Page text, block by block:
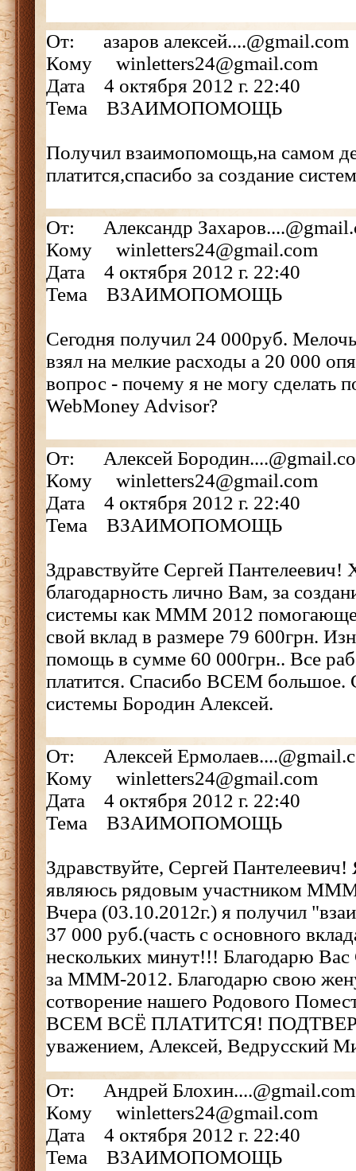
От: азаров алексей....@gmail.com
Кому winletters24@gmail.com
Дата 4 октября 2012 г. 22:40
Тема ВЗАИМОПОМОЩЬ
Получил взаимопомощь,на самом
платится,спасибо за создание
От: Александр
Кому winletters24@gmail.com
Дата 4 октября 2012 г. 22:40
Тема ВЗАИМОПОМОЩЬ
Сегодня получил 24 000руб.
взял на мелкие расходы а 20 000
вопрос - почему я не могу сделать
WebMoney Advisor?
От: Алексей
Кому winletters24@gmail.com
Дата 4 октября 2012 г. 22:40
Тема ВЗАИМОПОМОЩЬ
Здравствуйте Сергей Пантелеевич!
благодарность лично Вам, за
системы как МММ 2012
свой вклад в размере 79 600грн.
помощь в сумме 60 000грн.. Все
платится. Спасибо ВСЕМ большое.
системы Бородин Алексей.
От: Алексей
Кому winletters24@gmail.com
Дата 4 октября 2012 г. 22:40
Тема ВЗАИМОПОМОЩЬ
Здравствуйте, Сергей
являюсь рядовым участником
Вчера (03.10.2012г.) я получил
37 000 руб.(часть с основного
нескольких минут!!! Благодарю Вас
за МММ-2012. Благодарю свою
сотворение нашего Родового
ВСЕМ ВСЁ ПЛАТИТСЯ!
уважением, Алексей, Ведрусский
От: Андрей Блохин....@gmail.com
Кому winletters24@gmail.com
Дата 4 октября 2012 г. 22:40
Тема ВЗАИМОПОМОЩЬ